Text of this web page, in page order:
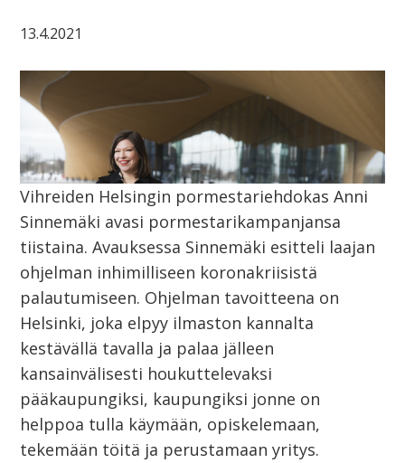
13.4.2021
Vihreiden Helsingin pormestariehdokas Anni
Sinnemäki avasi pormestarikampanjansa
tiistaina. Avauksessa Sinnemäki esitteli laajan
ohjelman inhimilliseen koronakriisistä
palautumiseen. Ohjelman tavoitteena on
Helsinki, joka elpyy ilmaston kannalta
kestävällä tavalla ja palaa jälleen
kansainvälisesti houkuttelevaksi
pääkaupungiksi, kaupungiksi jonne on
helppoa tulla käymään, opiskelemaan,
tekemään töitä ja perustamaan yritys.